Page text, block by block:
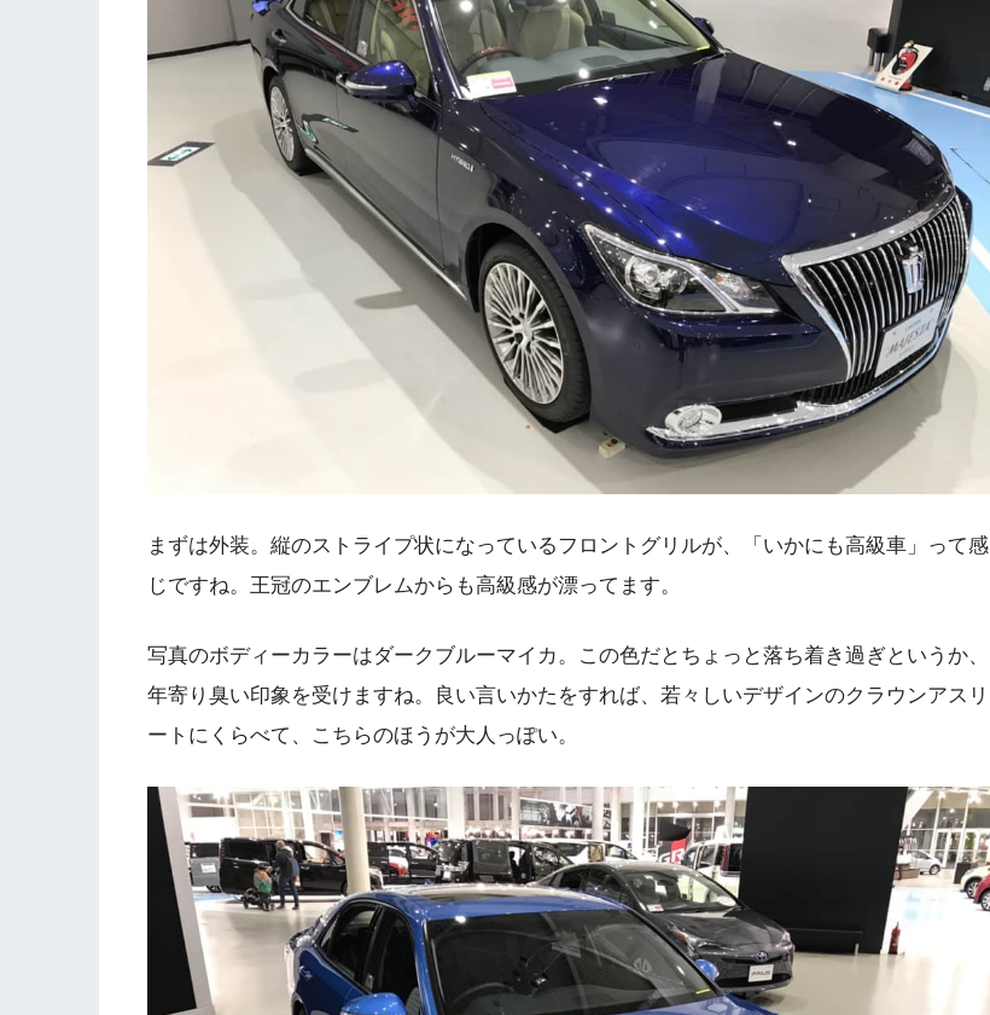
まずは外装。縦のストライプ状になっているフロントグリルが、「いかにも高級車」って感
じですね。王冠のエンブレムからも高級感が漂ってます。
写真のボディーカラーはダークブルーマイカ。この色だとちょっと落ち着き過ぎというか、
年寄り臭い印象を受けますね。良い言いかたをすれば、若々しいデザインのクラウンアスリ
ートにくらべて、こちらのほうが大人っぽい。